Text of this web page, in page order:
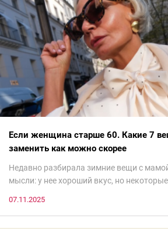
Если женщина старше 60. Какие 7
заменить как можно скорее
Недавно разбирала зимние вещи с
мысли: у нее хороший вкус, но
моды. Вовсе нет.Проблема в том, что
07.11.2025